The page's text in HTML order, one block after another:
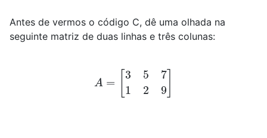
Antes de vermos o código C, dê uma olhada na
seguinte matriz de duas linhas e três colunas:
35 12 ]